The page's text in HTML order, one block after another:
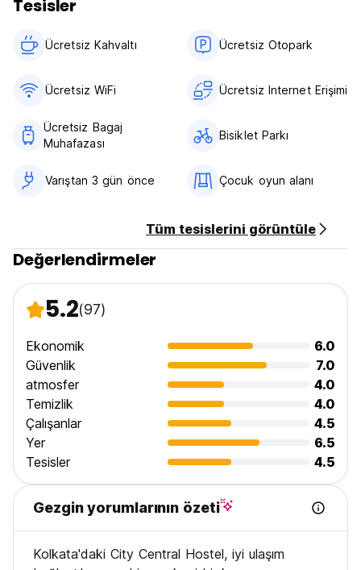
Öğlen 11:00'den önce check-out yapın.
Kahvaltı dahil.
Sokağa çıkma yasağı yok. (Auto-translated from original
Tesisler
Ücretsiz Kahvaltı‎ Ücretsiz Otopark
Ücretsiz WiFi Ücretsiz Internet Erişimi
Ücretsiz Bagaj
Muhafazası
Bisiklet Parkı
Varıştan 3 gün önce Çocuk oyun alanı
Tüm tesislerini görüntüle
Değerlendirmeler
5.2(97)
Ekonomik
6.0
Güvenlik
7.0
atmosfer
4.0
Temizlik
4.0
Çalışanlar
4.5
Yer
6.5
Tesisler
4.5
Gezgin yorumlarının özeti
Kolkata'daki City Central Hostel, iyi ulaşım